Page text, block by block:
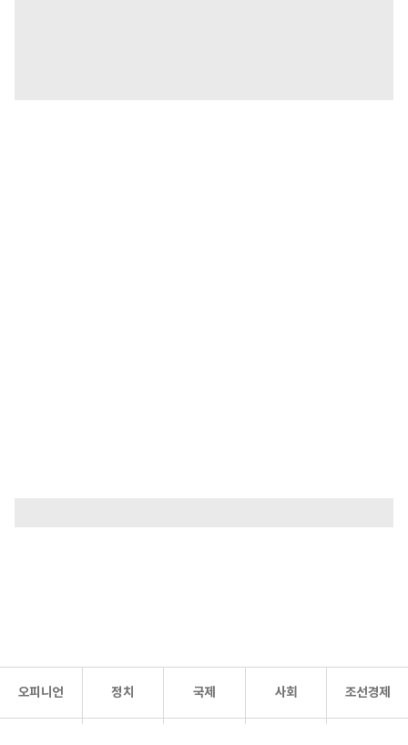
오피니언 정치 국제 사회 조선경제